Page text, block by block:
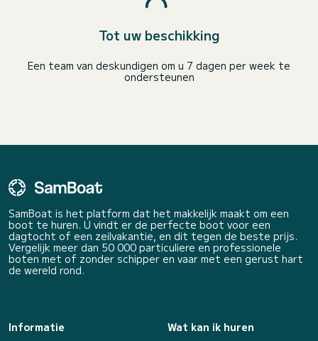
Tot uw beschikking
Een team van deskundigen om u 7 dagen per week te
ondersteunen
SamBoat is het platform dat het makkelijk maakt om een
boot te huren. U vindt er de perfecte boot voor een
dagtocht of een zeilvakantie, en dit tegen de beste prijs.
Vergelijk meer dan 50 000 particuliere en professionele
boten met of zonder schipper en vaar met een gerust hart
de wereld rond.
Informatie
Wat kan ik huren